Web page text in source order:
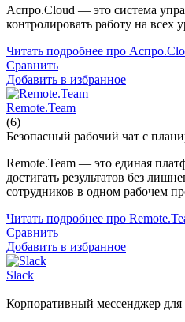
Аспро.Cloud — это система
контролировать работу на всех
Читать подробнее про
Сравнить
Добавить в избранное
Remote.Team
(6)
Безопасный рабочий чат с
Remote.Team — это единая
достигать результатов без
сотрудников в одном рабочем
Читать подробнее про
Сравнить
Добавить в избранное
Slack
Корпоративный мессенджер для